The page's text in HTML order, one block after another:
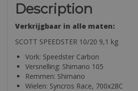
Description
Verkrijgbaar in alle maten:
SCOTT SPEEDSTER 10/20 9,1 kg
Vork: Speedster Carbon
Versnelling: Shimano 105
Remmen: Shimano
Wielen: Syncros Race, 700x28C